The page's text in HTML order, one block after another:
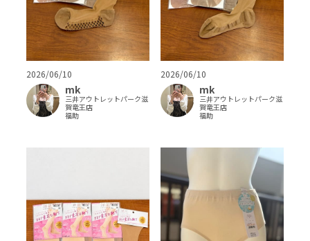
2026/06/10
mk
三井アウトレットパーク滋
賀竜王店
福助
2026/06/10
mk
三井アウトレットパーク滋
賀竜王店
福助